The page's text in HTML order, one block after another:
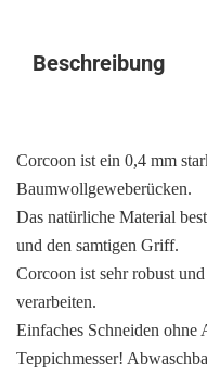
Beschreibung
Corcoon ist ein 0,4 mm
Baumwollgeweberücken.
Das natürliche Material
und den samtigen Griff.
Corcoon ist sehr robust
verarbeiten.
Einfaches Schneiden ohne
Teppichmesser!